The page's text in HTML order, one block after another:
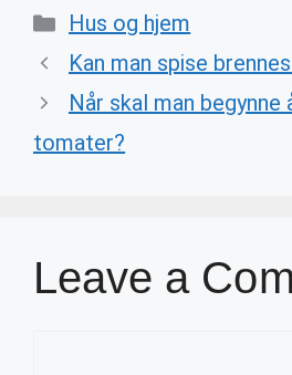
Categories
Hus og hjem
Kan man spise
Når skal man begynne
tomater?
Leave a